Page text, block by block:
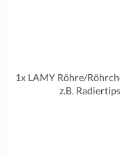
1x LAMY Röhre/
z.B.